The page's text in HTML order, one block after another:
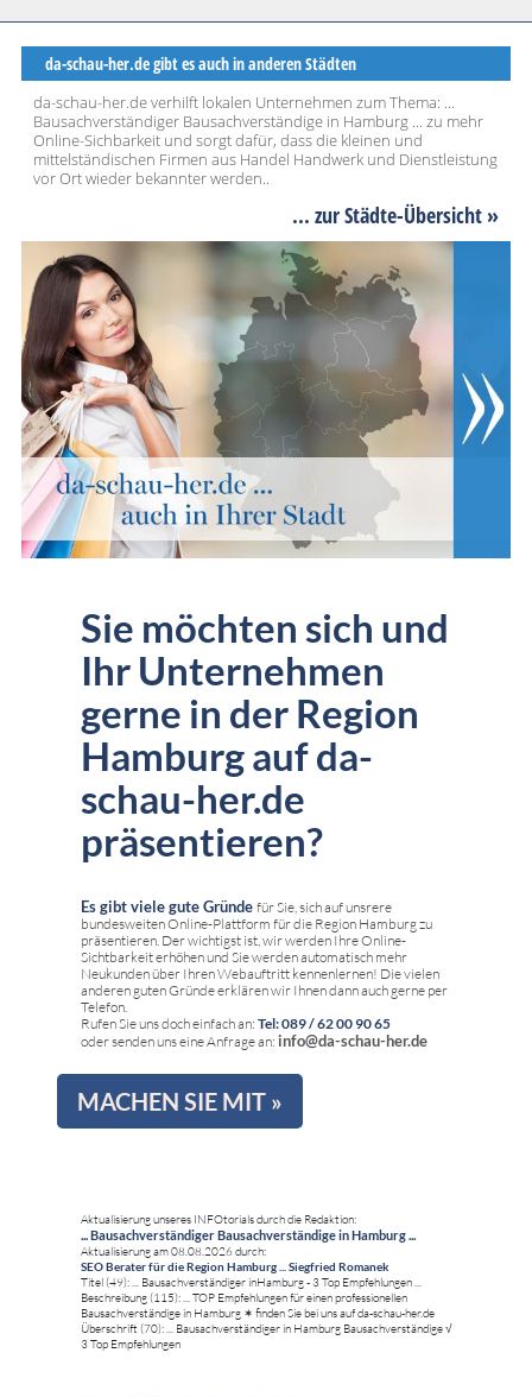
da-schau-her.de gibt es auch in anderen Städten
da-schau-her.de verhilft lokalen Unternehmen zum Thema: ...
Bausachverständiger Bausachverständige in Hamburg ... zu mehr
Online-Sichbarkeit und sorgt dafür, dass die kleinen und
mittelständischen Firmen aus Handel Handwerk und Dienstleistung
vor Ort wieder bekannter werden..
... zur Städte-Übersicht »
Sie möchten sich und
Ihr Unternehmen
gerne in der Region
Hamburg auf da-
schau-her.de
präsentieren?
Es gibt viele gute Gründe für Sie, sich auf unsrere
bundesweiten Online-Plattform für die Region Hamburg zu
präsentieren. Der wichtigst ist, wir werden Ihre Online-
Sichtbarkeit erhöhen und Sie werden automatisch mehr
Neukunden über Ihren Webauftritt kennenlernen! Die vielen
anderen guten Gründe erklären wir Ihnen dann auch gerne per
Telefon.
Rufen Sie uns doch einfach an: Tel: 089 / 62 00 90 65
oder senden uns eine Anfrage an: info@da-schau-her.de
MACHEN SIE MIT »
Aktualisierung unseres INFOtorials durch die Redaktion:
... Bausachverständiger Bausachverständige in Hamburg ...
Aktualisierung am 08.08.2026 durch:
SEO Berater für die Region Hamburg ... Siegfried Romanek
Titel (49): ... Bausachverständiger inHamburg - 3 Top Empfehlungen ...
Beschreibung (115): ... TOP Empfehlungen für einen professionellen
Bausachverständige in Hamburg ✶ finden Sie bei uns auf da-schau-her.de
Überschrift (70): ... Bausachverständiger in Hamburg Bausachverständige √
3 Top Empfehlungen